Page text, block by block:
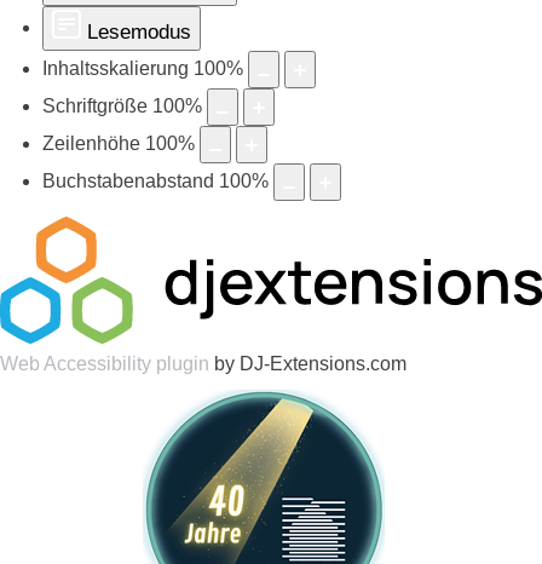
Lesemodus
Inhaltsskalierung 100%
Schriftgröße 100%
Zeilenhöhe 100%
Buchstabenabstand 100%
Web Accessibility plugin by DJ-Extensions.com